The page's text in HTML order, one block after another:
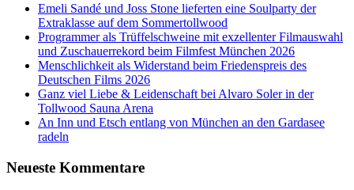
Emeli Sandé und Joss Stone lieferten eine Soulparty der
Extraklasse auf dem Sommertollwood
Programmer als Trüffelschweine mit exzellenter Filmauswahl
und Zuschauerrekord beim Filmfest München 2026
Menschlichkeit als Widerstand beim Friedenspreis des
Deutschen Films 2026
Ganz viel Liebe & Leidenschaft bei Alvaro Soler in der
Tollwood Sauna Arena
An Inn und Etsch entlang von München an den Gardasee
radeln
Neueste Kommentare